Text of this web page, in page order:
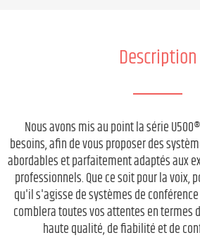
Description
Nous avons mis au point la série
besoins, afin de vous proposer des
abordables et parfaitement adaptés aux
professionnels. Que ce soit pour la voix,
qu'il s'agisse de systèmes de
comblera toutes vos attentes en termes
haute qualité, de fiabilité et de